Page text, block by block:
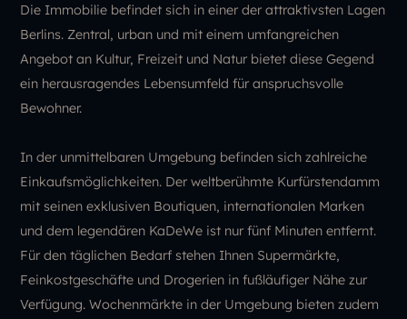
Die Immobilie befindet sich in einer der attraktivsten Lagen
Berlins. Zentral, urban und mit einem umfangreichen
Angebot an Kultur, Freizeit und Natur bietet diese Gegend
ein herausragendes Lebensumfeld für anspruchsvolle
Bewohner.
In der unmittelbaren Umgebung befinden sich zahlreiche
Einkaufsmöglichkeiten. Der weltberühmte Kurfürstendamm
mit seinen exklusiven Boutiquen, internationalen Marken
und dem legendären KaDeWe ist nur fünf Minuten entfernt.
Für den täglichen Bedarf stehen Ihnen Supermärkte,
Feinkostgeschäfte und Drogerien in fußläufiger Nähe zur
Verfügung. Wochenmärkte in der Umgebung bieten zudem